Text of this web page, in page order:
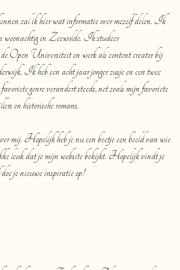
zal ik hier wat informatie over mezelf delen. Ik
in Zeewolde. Ik studeer
Open Universiteit en werk als content creator bij
Ik heb een acht jaar jonger zusje en een twee
genre verandert steeds, net zoals mijn favoriete
en historische romans.
mij. Hopelijk heb je nu een beetje een beeld van wie
leuk dat je mijn website bekijkt. Hopelijk vindt je
je nieuwe inspiratie op!